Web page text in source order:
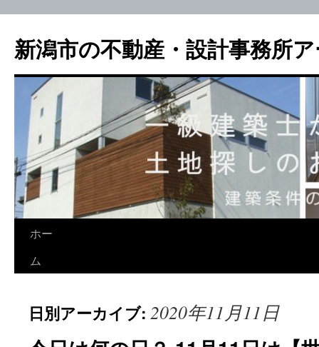
新潟市の不動産・設計事務所
ホー
ム
日別アーカイブ: 2020年11月11日